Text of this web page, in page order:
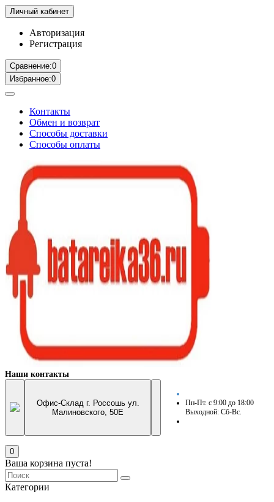
Личный кабинет
Авторизация
Регистрация
Сравнение:0
Избранное:0
Контакты
Обмен и возврат
Способы доставки
Способы оплаты
Наши контакты
Офис-Склад г. Россошь ул.
Малиновского, 50Е
Пн-Пт. с 9:00 до 18:00
Выходной: Сб-Вс.
0
Ваша корзина пуста!
Категории